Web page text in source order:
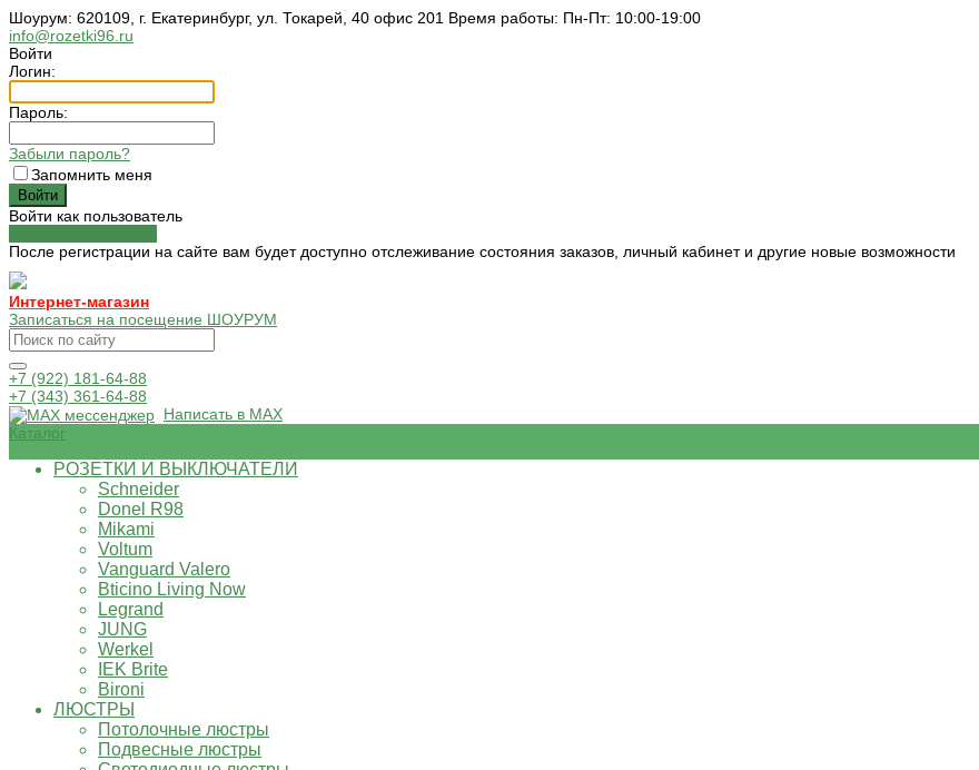
Шоурум: 620109, г. Екатеринбург, ул. Токарей, 40 офис 201 Время работы: Пн-Пт: 10:00-19:00
info@rozetki96.ru
Войти
Логин:
Пароль:
Забыли пароль?
Запомнить меня
Войти как пользователь
После регистрации на сайте вам будет доступно отслеживание состояния заказов, личный кабинет и другие новые возможности
Интернет-магазин
Записаться на посещение ШОУРУМ
+7 (922) 181-64-88
+7 (343) 361-64-88
Написать в MAX
Каталог
РОЗЕТКИ И ВЫКЛЮЧАТЕЛИ
Schneider
Donel R98
Mikami
Voltum
Vanguard Valero
Bticino Living Now
Legrand
JUNG
Werkel
IEK Brite
Bironi
ЛЮСТРЫ
Потолочные люстры
Подвесные люстры